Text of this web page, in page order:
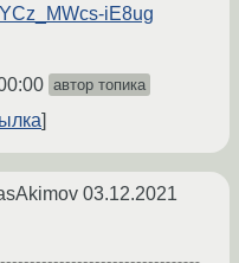
iE8ug
автор топика
03.12.2021